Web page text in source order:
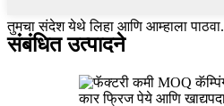
तुमचा संदेश येथे लिहा आणि आम्हाला पाठवा.
संबंधित उत्पादने